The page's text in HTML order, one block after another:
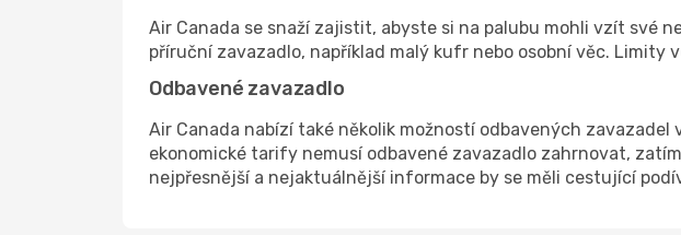
Air Canada se snaží zajistit, abyste si na palubu mohli vzít své
příruční zavazadlo, například malý kufr nebo osobní věc.
Odbavené zavazadlo
Air Canada nabízí také několik možností odbavených
ekonomické tarify nemusí odbavené zavazadlo zahrnovat,
nejpřesnější a nejaktuálnější informace by se měli cestující